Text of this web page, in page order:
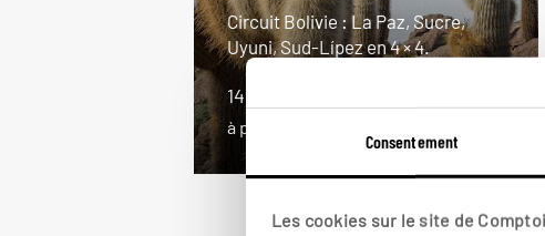
Consentement
Les cookies sur le site de
Circuit Bolivie : La Paz, Sucre,
Uyuni, Sud-Lípez en 4 × 4.
14 jours / 11 nuits
à partir de 4700€